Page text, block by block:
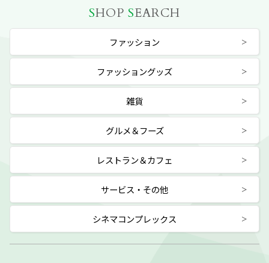
SHOP SEARCH
ファッション
ファッショングッズ
雑貨
グルメ＆フーズ
レストラン＆カフェ
サービス・その他
シネマコンプレックス